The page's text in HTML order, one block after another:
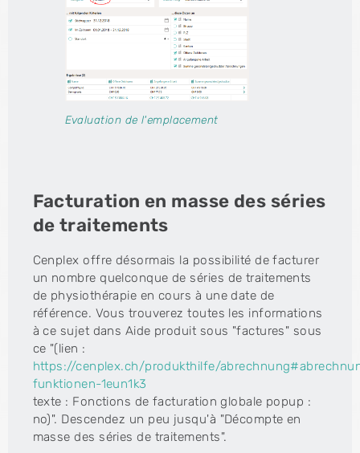
Evaluation de l'emplacement
Facturation en masse des séries
de traitements
Cenplex offre désormais la possibilité de facturer
un nombre quelconque de séries de traitements
de physiothérapie en cours à une date de
référence. Vous trouverez toutes les informations
à ce sujet dans Aide produit sous "factures" sous
ce "(lien :
https://cenplex.ch/produkthilfe/
funktionen-1eun1k3
texte : Fonctions de facturation globale popup :
no)". Descendez un peu jusqu'à "Décompte en
masse des séries de traitements".